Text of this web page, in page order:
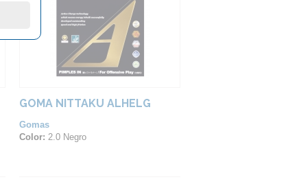
GOMA NITTAKU ALHELG
Gomas
Color: 2.0 Negro